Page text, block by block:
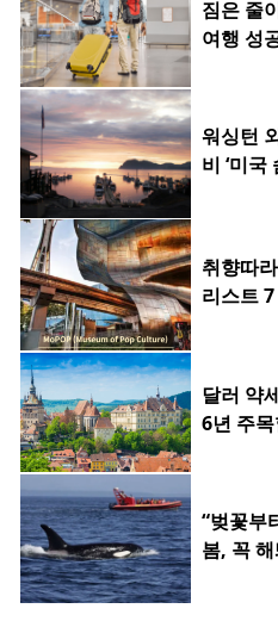
짐은 줄
여행 성
워싱턴
비 ‘미국
취향따
리스트 7
달러 약
6년 주
“벚꽃부
봄, 꼭